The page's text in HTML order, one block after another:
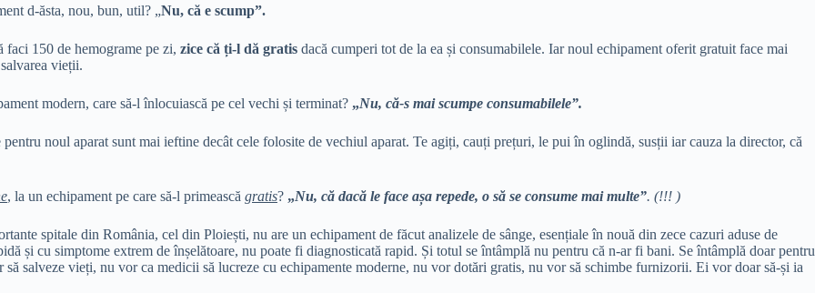
d-ăsta, nou, bun, util? „Nu, că e scump”.
150 de hemograme pe zi, zice că ți-l dă gratis dacă cumperi tot de la ea și consumabilele. Iar noul echipament oferit gratuit face mai
vieții.
modern, care să-l înlocuiască pe cel vechi și terminat? „Nu, că-s mai scumpe consumabilele”.
noul aparat sunt mai ieftine decât cele folosite de vechiul aparat. Te agiți, cauți prețuri, le pui în oglindă, susții iar cauza la director, că
, la un echipament pe care să-l primească gratis? „Nu, că dacă le face așa repede, o să se consume mai multe”. (!!! )
spitale din România, cel din Ploiești, nu are un echipament de făcut analizele de sânge, esențiale în nouă din zece cazuri aduse de
și cu simptome extrem de înșelătoare, nu poate fi diagnosticată rapid. Și totul se întâmplă nu pentru că n-ar fi bani. Se întâmplă doar pentru
salveze vieți, nu vor ca medicii să lucreze cu echipamente moderne, nu vor dotări gratis, nu vor să schimbe furnizorii. Ei vor doar să-și ia